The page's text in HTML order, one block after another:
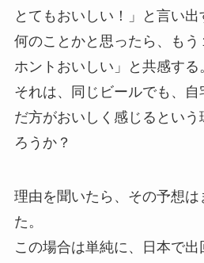
とてもおいしい！」と言い出
何のことかと思ったら、も
ホントおいしい」と共感する
それは、同じビールでも、
だ方がおいしく感じるとい
ろうか？
理由を聞いたら、その予想は
た。
この場合は単純に、日本で